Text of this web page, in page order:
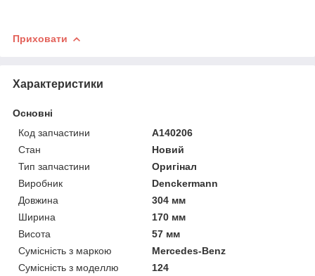
Приховати
Характеристики
Основні
Код запчастини
A140206
Стан
Новий
Тип запчастини
Оригінал
Виробник
Denckermann
Довжина
304 мм
Ширина
170 мм
Висота
57 мм
Сумісність з маркою
Mercedes-Benz
Сумісність з моделлю
124